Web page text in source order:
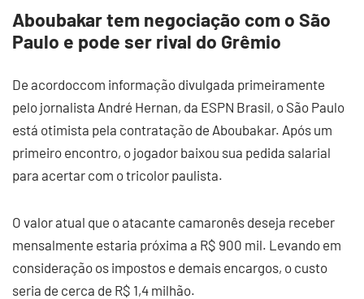
Aboubakar tem negociação com o São
Paulo e pode ser rival do Grêmio
De acordoccom informação divulgada primeiramente
pelo jornalista André Hernan, da ESPN Brasil, o São Paulo
está otimista pela contratação de Aboubakar. Após um
primeiro encontro, o jogador baixou sua pedida salarial
para acertar com o tricolor paulista.
O valor atual que o atacante camaronês deseja receber
mensalmente estaria próxima a R$ 900 mil. Levando em
consideração os impostos e demais encargos, o custo
seria de cerca de R$ 1,4 milhão.